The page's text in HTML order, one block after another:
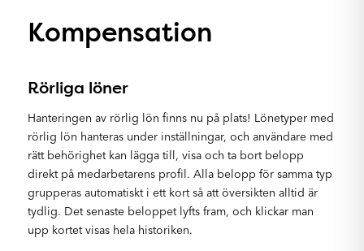
Kompensation
Rörliga löner
Hanteringen av rörlig lön finns nu på plats! Lönetyper med
rörlig lön hanteras under inställningar, och användare med
rätt behörighet kan lägga till, visa och ta bort belopp
direkt på medarbetarens profil. Alla belopp för samma typ
grupperas automatiskt i ett kort så att översikten alltid är
tydlig. Det senaste beloppet lyfts fram, och klickar man
upp kortet visas hela historiken.